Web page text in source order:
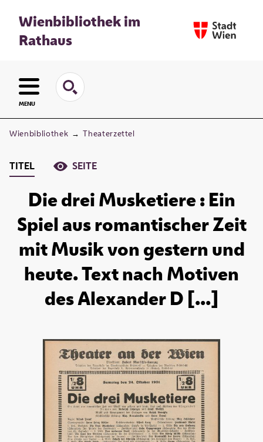
Wienbibliothek im
Rathaus
MENU
Wienbibliothek → Theaterzettel
TITEL SEITE
Die drei Musketiere : Ein
Spiel aus romantischer Zeit
mit Musik von gestern und
heute. Text nach Motiven
des Alexander D [...]